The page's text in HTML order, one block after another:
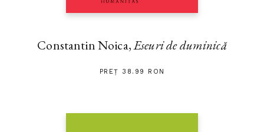
Constantin Noica,Eseuri de duminică
PREȚ 38.99 RON